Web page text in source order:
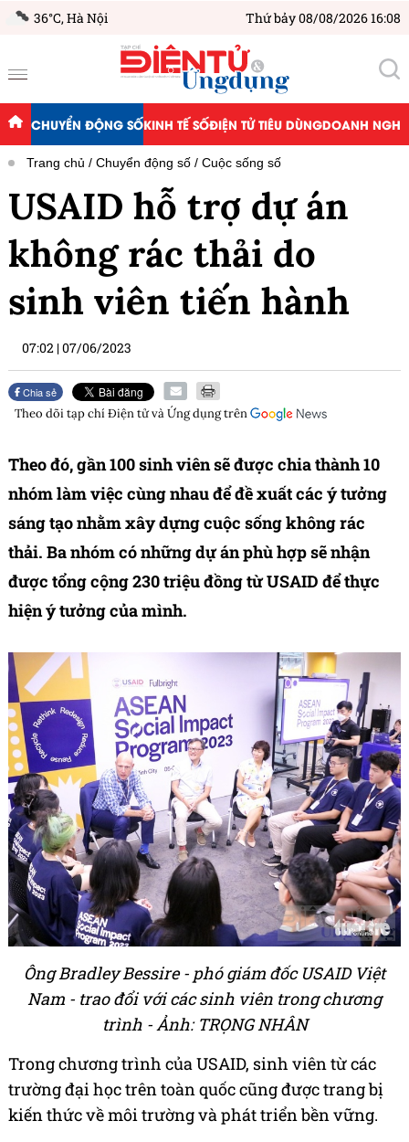
36°C,Hà Nội Thứ bảy 08/08/2026 16:08
CHUYỂN ĐỘNG SỐKINH TẾ SỐĐIỆN TỬ TIÊU DÙNGDOANH
Trang chủ Chuyển động số Cuộc sống số
USAID hỗ trợ dự án
không rác thải do
sinh viên tiến hành
07:02 |07/06/2023
Chia sẻ
Theo dõi tạp chíĐiện tử và Ứng dụngtrên
Theo đó, gần 100 sinh viên sẽ được chia thành 10
nhóm làm việc cùng nhau để đề xuất các ý tưởng
sáng tạo nhằm xây dựng cuộc sống không rác
thải. Ba nhóm có những dự án phù hợp sẽ nhận
được tổng cộng 230 triệu đồng từ USAID để thực
hiện ý tưởng của mình.
Ông Bradley Bessire - phó giám đốc USAID Việt
Nam - trao đổi với các sinh viên trong chương
trình - Ảnh: TRỌNG NHÂN
Trong chương trình của USAID, sinh viên từ các
trường đại học trên toàn quốc cũng được trang bị
kiến thức về môi trường và phát triển bền vững.